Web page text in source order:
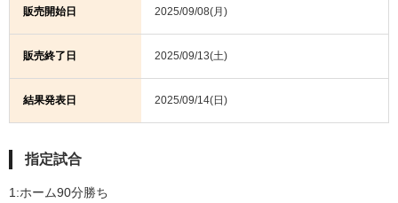
販売開始日 2025/09/08(月)
販売終了日 2025/09/13(土)
結果発表日 2025/09/14(日)
指定試合
1:ホーム90分勝ち